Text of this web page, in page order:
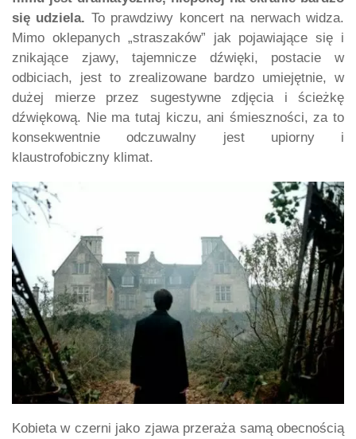
się udziela. To prawdziwy koncert na nerwach widza.
Mimo oklepanych „straszaków” jak pojawiające się i
znikające zjawy, tajemnicze dźwięki, postacie w
odbiciach, jest to zrealizowane bardzo umiejętnie, w
dużej mierze przez sugestywne zdjęcia i ścieżkę
dźwiękową. Nie ma tutaj kiczu, ani śmieszności, za to
konsekwentnie odczuwalny jest upiorny i
klaustrofobiczny klimat.
Kobieta w czerni jako zjawa przeraża samą obecnością